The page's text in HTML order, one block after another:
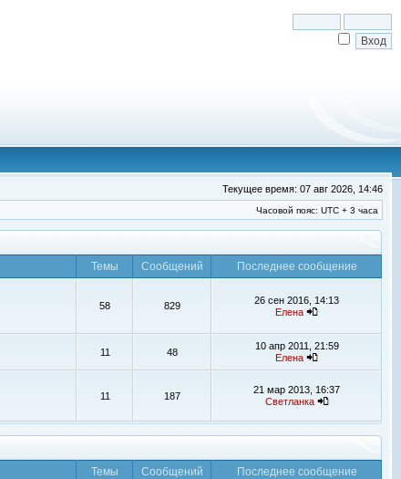
Текущее время: 07 авг 2026, 14:46
Часовой пояс: UTC + 3 часа
Темы Сообщений
Последнее сообщение
58 829
26 сен 2016, 14:13
Елена
11 48
10 апр 2011, 21:59
Елена
11 187
21 мар 2013, 16:37
Светланка
Темы Сообщений Последнее сообщение